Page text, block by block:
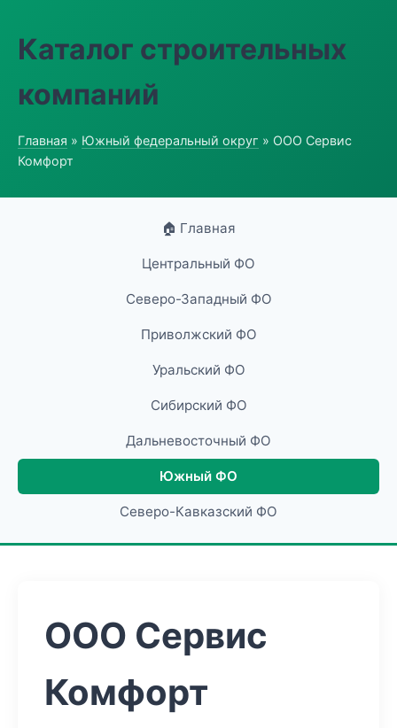
Каталог строительных
компаний
Главная » Южный федеральный округ » ООО Сервис
Комфорт
🏠 Главная
Центральный ФО
Северо-Западный ФО
Приволжский ФО
Уральский ФО
Сибирский ФО
Дальневосточный ФО
Южный ФО
Северо-Кавказский ФО
ООО Сервис
Комфорт